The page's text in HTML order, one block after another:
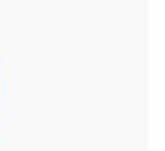
출연한 부